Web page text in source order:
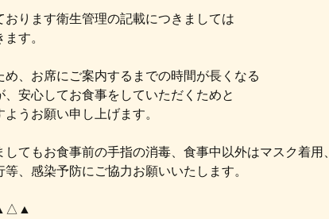
おります衛生管理の記載につきましては
す。
、お席にご案内するまでの時間が長くなる
安心してお食事をしていただくためと
うお願い申し上げます。
てもお食事前の手指の消毒、食事中以外はマスク着用、
、感染予防にご協力お願いいたします。